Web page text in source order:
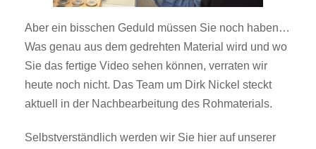
Aber ein bisschen Geduld müssen Sie noch haben…
Was genau aus dem gedrehten Material wird und wo
Sie das fertige Video sehen können, verraten wir
heute noch nicht. Das Team um Dirk Nickel steckt
aktuell in der Nachbearbeitung des Rohmaterials.
Selbstverständlich werden wir Sie hier auf unserer